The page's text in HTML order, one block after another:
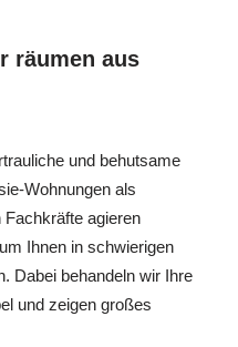
räumen aus
und behutsame
Wohnungen als
agieren
Ihnen in schwierigen
Dabei behandeln wir Ihre
und zeigen großes